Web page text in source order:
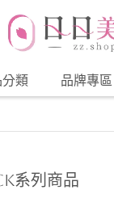
類 品牌專區
系列商品